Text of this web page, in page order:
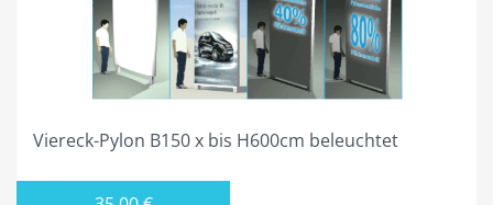
Viereck-Pylon B150 x bis H600cm beleuchtet